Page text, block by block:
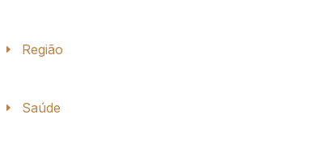
Região
Saúde